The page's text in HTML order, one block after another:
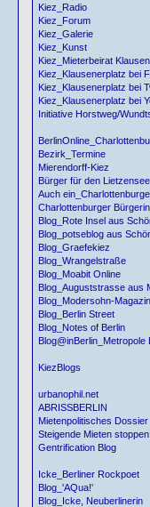
Kiez_Radio
Kiez_Forum
Kiez_Galerie
Kiez_Kunst
Kiez_Mieterbeirat
Kiez_Klausenerplatz bei
Kiez_Klausenerplatz bei
Kiez_Klausenerplatz bei
Initiative Horstweg/
Bezirk_Termine
Mierendorff-Kiez
Bürger für den Lietzensee
Auch
Charlottenburger
Blog_Rote Insel aus
Blog_potseblog aus
Blog_Graefekiez
Blog_Wrangelstraße
Blog_Moabit Online
Blog_Auguststrasse aus
Blog_Modersohn-Magazin
Blog_Berlin Street
Blog_Notes of Berlin
Blog@inBerlin_Metropole
KiezBlogs
urbanophil.net
ABRISSBERLIN
Mietenpolitisches Dossier
Steigende Mieten stoppen!
Gentrification Blog
Icke_Berliner Rockpoet
Blog_'AQua!'
Blog_Icke, Neuberlinerin